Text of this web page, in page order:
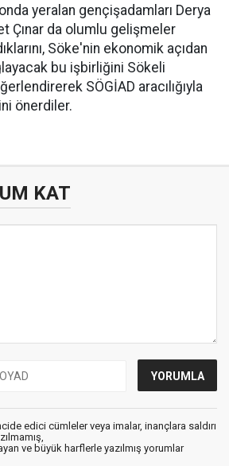
yeralan gençişadamları Derya
Çınar da olumlu gelişmeler
Söke'nin ekonomik açıdan
bu işbirliğini Sökeli
SÖGİAD aracılığıyla
önerdiler.
KAT
edici cümleler veya imalar, inançlara saldırı
ve büyük harflerle yazılmış yorumlar